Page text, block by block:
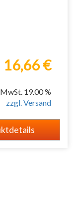
16,66 €
19.00 %
zzgl. Versand